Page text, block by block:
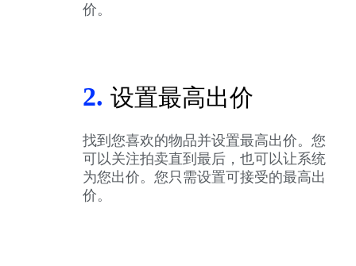
价。
2. 设置最高出价
找到您喜欢的物品并设置最高出价。您
可以关注拍卖直到最后，也可以让系统
为您出价。您只需设置可接受的最高出
价。